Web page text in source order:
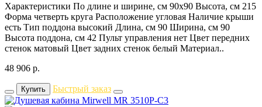
Характеристики По длине и ширине, см 90x90 Высота, см 215
Форма четверть круга Расположение угловая Наличие крыши
есть Тип поддона высокий Длина, см 90 Ширина, см 90
Высота поддона, см 42 Пульт управления нет Цвет передних
стенок матовый Цвет задних стенок белый Материал..
48 906 р.
Купить Быстрый заказ